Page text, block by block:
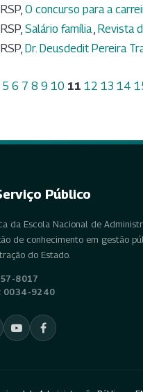
O concurso para a
Salário família, Revista
Dr. Deusdedit Pereira
5 6 7 8 9 10 11 12 13 14
Público
da Escola Nacional de
de conhecimento em gestão
do Estado.
8017
0034-9240